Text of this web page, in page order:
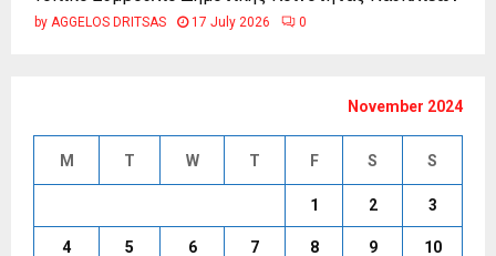
by AGGELOS DRITSAS 17 July 2026 0
November 2024
M T W T F S S
1 2 3
4 5 6 7 8 9 10